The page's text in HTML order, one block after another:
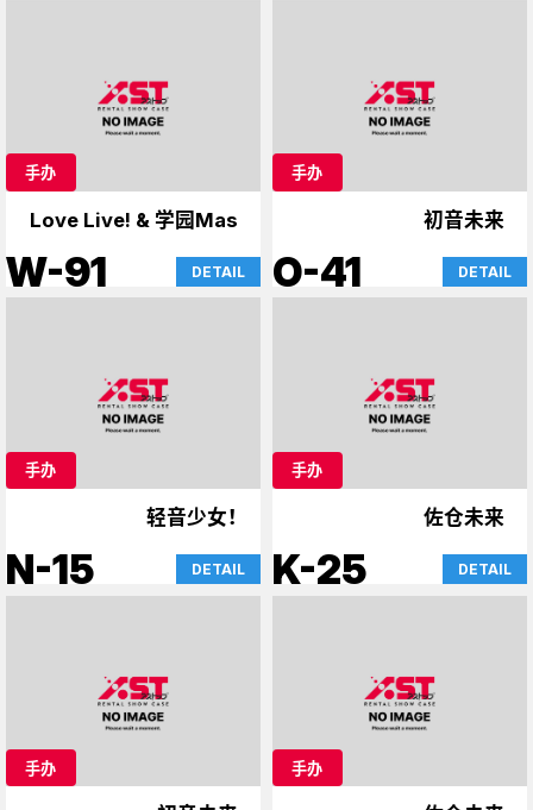
手办
Love Live! & 学园Mas
W-91 DETAIL
手办
初音未来
O-41 DETAIL
手办
轻音少女！
N-15 DETAIL
手办
佐仓未来
K-25 DETAIL
手办 手办